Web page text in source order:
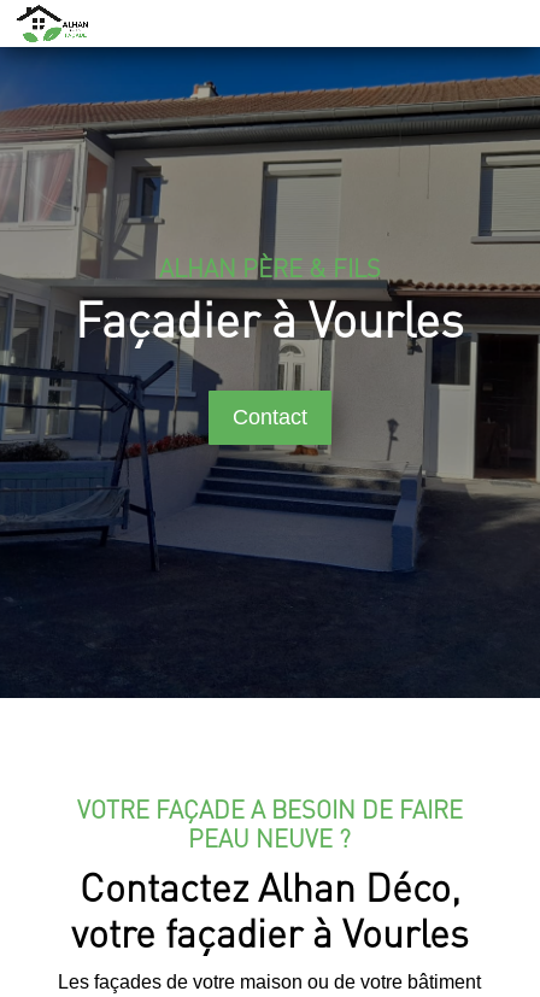
ALHAN PÈRE & FILS
Façadier à Vourles
Contact
VOTRE FAÇADE A BESOIN DE FAIRE
PEAU NEUVE ?
Contactez Alhan Déco,
votre façadier à Vourles
Les façades de votre maison ou de votre bâtiment